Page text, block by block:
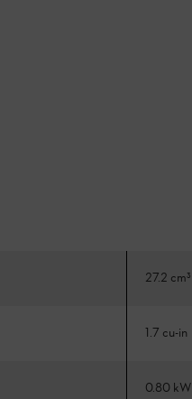
27.2 cm³
1.7 cu-in
0.80 kW